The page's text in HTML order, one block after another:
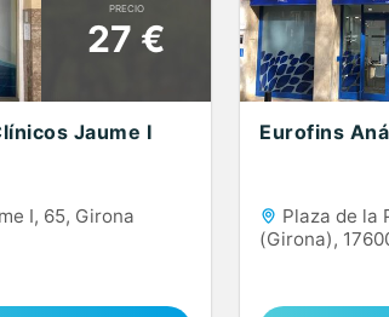
PRECIO
27 €
Jaume I
I, 65, Girona
Eurofins
Plaza de la
(Girona),